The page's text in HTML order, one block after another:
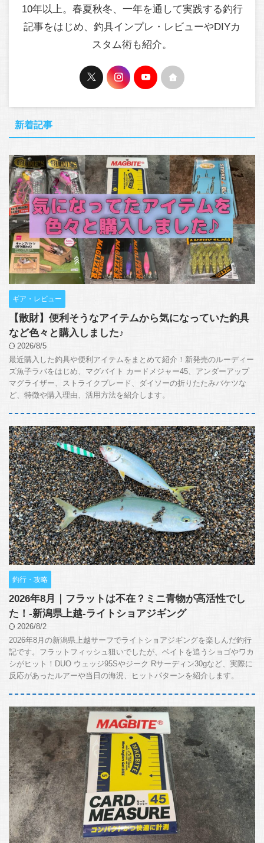
10年以上。春夏秋冬、一年を通して実践する釣行
記事をはじめ、釣具インプレ・レビューやDIYカ
スタム術も紹介。
新着記事
ギア・レビュー
【散財】便利そうなアイテムから気になっていた釣具
など色々と購入しました♪
2026/8/5
最近購入した釣具や便利アイテムをまとめて紹介！新発売のルーディー
ズ魚子ラバをはじめ、マグバイト カードメジャー45、アンダーアップ
マグライザー、ストライクブレード、ダイソーの折りたたみバケツな
ど、特徴や購入理由、活用方法を紹介します。
釣行・攻略
2026年8月｜フラットは不在？ミニ青物が高活性でし
た！-新潟県上越-ライトショアジギング
2026/8/2
2026年8月の新潟県上越サーフでライトショアジギングを楽しんだ釣行
記です。フラットフィッシュ狙いでしたが、ベイトを追うショゴやワカ
シがヒット！DUO ウェッジ95Sやジーク Rサーディン30gなど、実際に
反応があったルアーや当日の海況、ヒットパターンを紹介します。